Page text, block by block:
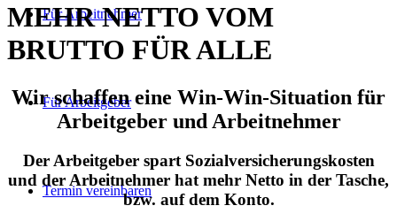
Für Arbeitnehmer
Für Arbeitgeber
Termin vereinbaren
MEHR NETTO VOM
BRUTTO FÜR ALLE
Wir schaffen eine Win-Win-Situation für
Arbeitgeber und Arbeitnehmer
Der Arbeitgeber spart Sozialversicherungskosten
und der Arbeitnehmer hat mehr Netto in der Tasche,
bzw. auf dem Konto.